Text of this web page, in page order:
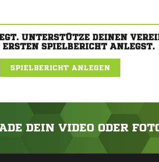
UNTERSTÜTZE DEINEN
ERSTEN SPIELBERICHT ANLEGST.
SPIELBERICHT ANLEGEN
DEIN VIDEO ODER